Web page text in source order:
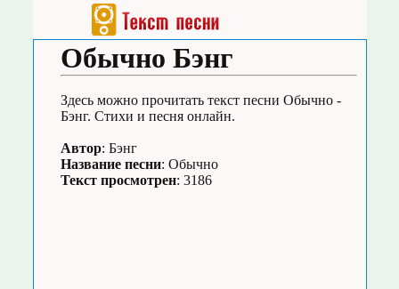
Обычно Бэнг
Здесь можно прочитать текст песни Обычно -
Бэнг. Стихи и песня онлайн.
Автор: Бэнг
Название песни: Обычно
Текст просмотрен: 3186